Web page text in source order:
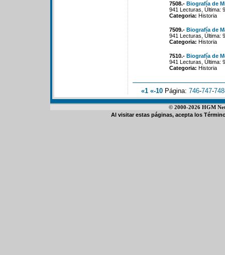
7508.- Biografía de
941 Lecturas, Última:
Categoria: Historia
7509.- Biografía de
941 Lecturas, Última:
Categoria: Historia
7510.- Biografía de
941 Lecturas, Última:
Categoria: Historia
«1 «-10 Página: 746-747-748
© 2000-2026 HGM
Al visitar estas páginas, acepta los